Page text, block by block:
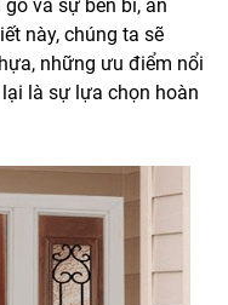
và sự bền bỉ, an
này, chúng ta sẽ
những ưu điểm nổi
là sự lựa chọn hoàn